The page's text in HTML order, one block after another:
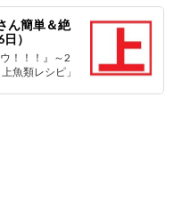
ん簡単＆絶
）
！！！』～2
魚類レシピ」